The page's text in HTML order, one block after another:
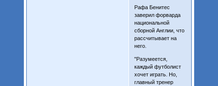
Рафа Бенитес
заверил форварда
национальной
сборной Англии, что
рассчитывает на
него.
"Разумеется,
каждый футболист
хочет играть. Но,
главный тренер